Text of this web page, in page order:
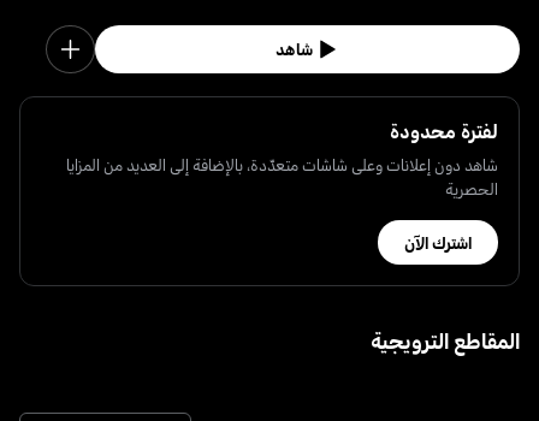
شاهد
لفترة محدودة
شاهد دون إعلانات وعلى شاشات متعدّدة، بالإضافة إلى العديد من المزايا
الحصرية
اشترك الآن
المقاطع الترويجية